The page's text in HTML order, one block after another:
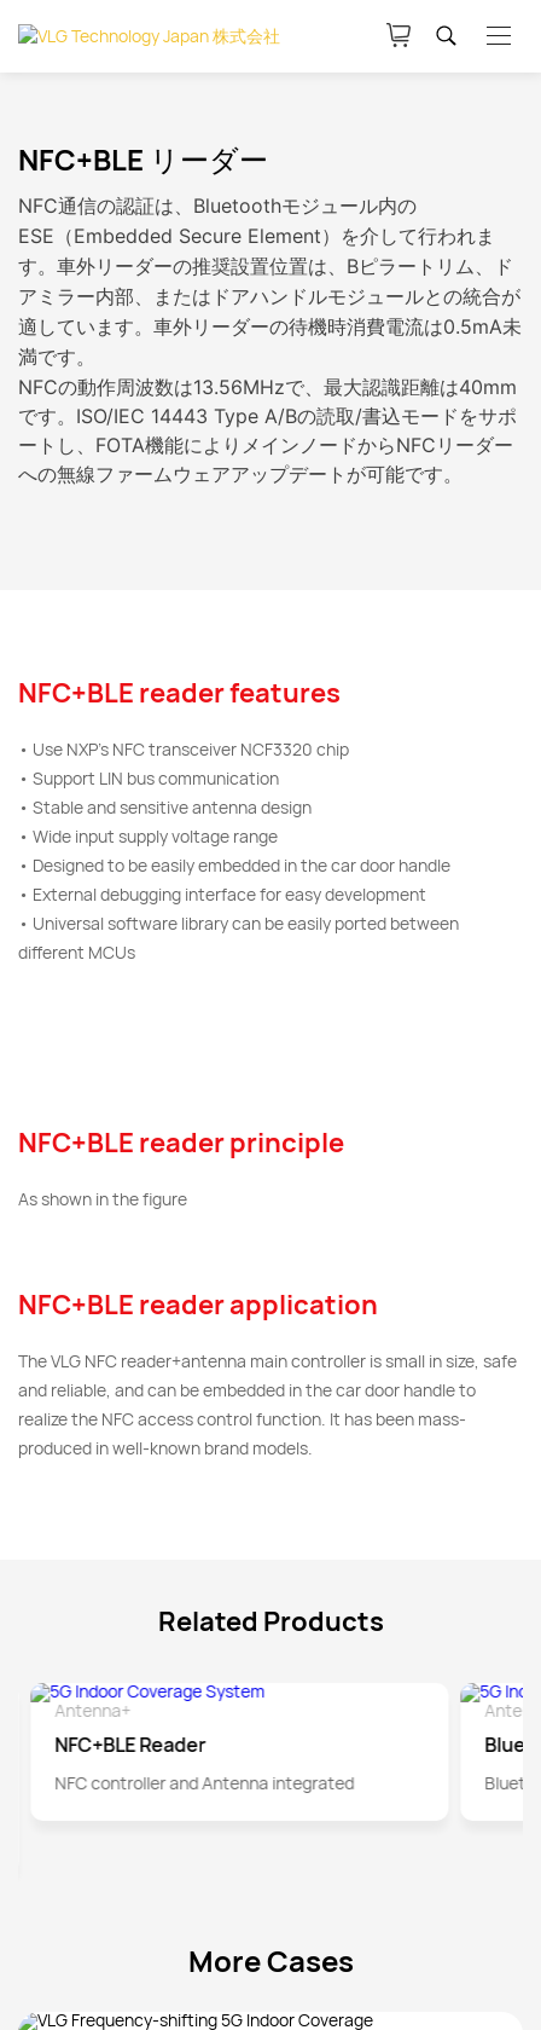
NFC+BLE リーダー
NFC通信の認証は、Bluetoothモジュール内の
ESE（Embedded Secure Element）を介して行われま
す。 車外リーダーの推奨設置位置は、Bピラートリム、ド
アミラー内部、またはドアハンドルモジュールとの統合が
適しています。車外リーダーの待機時消費電流は0.5mA未
満です。
NFCの動作周波数は13.56MHzで、最大認識距離は40mm
です。ISO/IEC 14443 Type A/Bの読取/書込モードをサポ
ートし、FOTA機能によりメインノードからNFCリーダー
への無線ファームウェアアップデートが可能です。
NFC+BLE reader features
• Use NXP's NFC transceiver NCF3320 chip
• Support LIN bus communication
• Stable and sensitive antenna design
• Wide input supply voltage range
• Designed to be easily embedded in the car door handle
• External debugging interface for easy development
• Universal software library can be easily ported between
different MCUs
NFC+BLE reader principle
As shown in the figure
NFC+BLE reader application
The VLG NFC reader+antenna main controller is small in size, safe
and reliable, and can be embedded in the car door handle to
realize the NFC access control function. It has been mass-
produced in well-known brand models.
Related Products
Antenna+
NFC+BLE Reader
NFC controller and Antenna integrated
More Cases